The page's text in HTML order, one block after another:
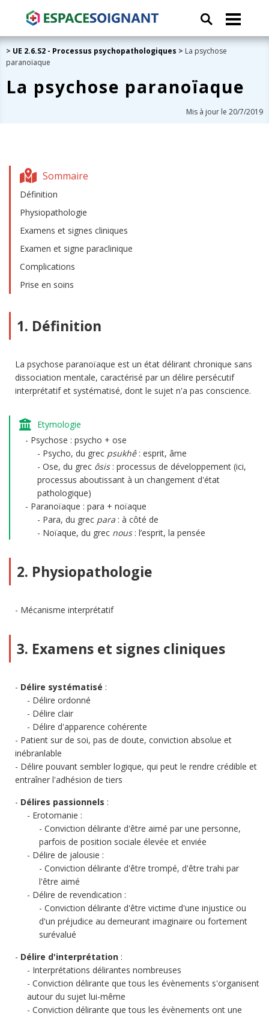
> UE 2.6.S2 - Processus psychopathologiques > La psychose
paranoïaque
La psychose paranoïaque
Mis à jour le 20/7/2019
Sommaire
Définition
Physiopathologie
Examens et signes cliniques
Examen et signe paraclinique
Complications
Prise en soins
1. Définition
La psychose paranoïaque est un état délirant chronique sans
dissociation mentale, caractérisé par un délire persécutif
interprétatif et systématisé, dont le sujet n'a pas conscience.
Etymologie
Psychose : psycho + ose
Psycho, du grec psukhê: esprit, âme
Ose, du grec ôsis: processus de développement (ici,
processus aboutissant à un changement d'état
pathologique)
Paranoïaque : para + noïaque
Para, du grec para : à côté de
Noïaque, du grec nous: l’esprit, la pensée
2. Physiopathologie
Mécanisme interprétatif
3. Examens et signes cliniques
Délire systématisé :
Délire ordonné
Délire clair
Délire d'apparence cohérente
Patient sur de soi, pas de doute, conviction absolue et
inébranlable
Délire pouvant sembler logique, qui peut le rendre crédible et
entraîner l'adhésion de tiers
Délires passionnels :
Erotomanie :
Conviction délirante d'être aimé par une personne,
parfois de position sociale élevée et enviée
Délire de jalousie :
Conviction délirante d'être trompé, d'être trahi par
l'être aimé
Délire de revendication :
Conviction délirante d'être victime d'une injustice ou
d'un préjudice au demeurant imaginaire ou fortement
surévalué
Délire d'interprétation :
Interprétations délirantes nombreuses
Conviction délirante que tous les évènements s'organisent
autour du sujet lui-même
Conviction délirante que tous les évènements ont une